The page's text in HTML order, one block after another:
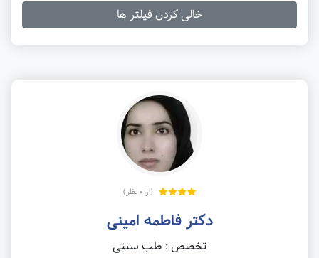
خالی کردن فیلتر ها
(از 0 نظر)
دکتر فاطمه امینی
تخصص : طب سنتی